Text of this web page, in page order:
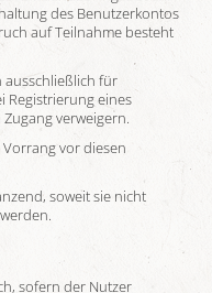
des Benutzerkontos
auf Teilnahme besteht
ausschließlich für
Registrierung eines
verweigern.
vor diesen
soweit sie nicht
sofern der Nutzer